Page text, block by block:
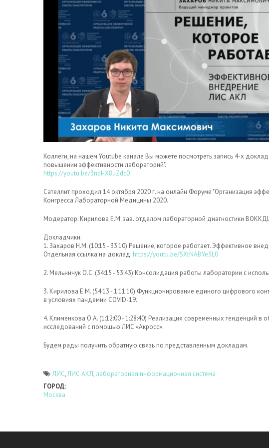
Коллеги, на нашем Youtube канале Вы можете посмотреть запись 4-х
повышении эффективности лабораторий".
https://youtu.be/3ndHX8uZdc0
Сателлит проходил 14 октября 2020 г. на онлайн Форуме "Организация
Конгресса Лабораторной Медицины 2020.
Модератор: Кирилова Е.М. зав. отделом лабораторной диагностики
Докладчики:
1. Захаров Н.М. (10:15 - 33:10) Решение, которое работает. Эффективное
Отдельная ссылка на доклад: https://youtu.be/SXtNABYe3L0
2. Мельничук О.С. (34:15 - 53:43) Консолидация работы лаборатории с
3. Кирилова Е.М. (54:13 - 1:11:10) Функционирование единого цифрового
в условиях пандемии COVID-19.
4. Клименкова О.А. (1:12:00 - 1:28:40) Реализация современных тенденций в
исследований с помощью ЛИС «Акросс».
Будем рады получить обратную связь по представленным докладам.
ЛИС ЛИС АКЛ лабораторная информационная система
ГОРОД:
Москва